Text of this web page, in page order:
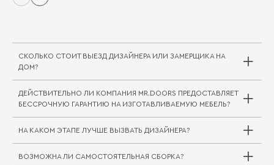
СКОЛЬКО СТОИТ ВЫЕЗД ДИЗАЙНЕРА ИЛИ ЗАМЕРЩИКА НА
ДОМ?
Выезд дизайнера/замерщика в компании
требуется выехать на отдаленное расстояние
за пределы города или в другой город/
регион, может взиматься плата за проезд
специалиста. Сама услуга замера при этом
ДЕЙСТВИТЕЛЬНО ЛИ КОМПАНИЯ MR.DOORS ПРЕДОСТАВЛЯЕТ
БЕССРОЧНУЮ ГАРАНТИЮ НА ИЗГОТАВЛИВАЕМУЮ МЕБЕЛЬ?
Совершенно верно. На мебельные комплекты
НА КАКОМ ЭТАПЕ ЛУЧШЕ ВЫЗВАТЬ ДИЗАЙНЕРА?
ВОЗМОЖНА ЛИ САМОСТОЯТЕЛЬНАЯ СБОРКА?